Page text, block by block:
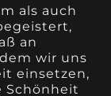
als auch
an
wir uns
einsetzen,
Schönheit